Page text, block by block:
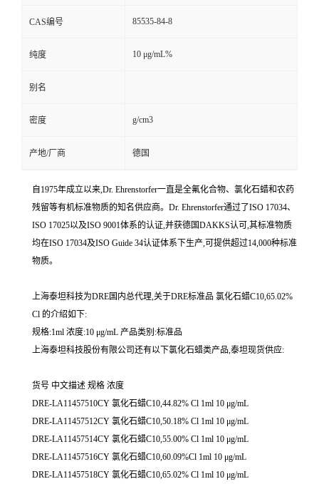
CAS编号 85535-84-8
纯度 10 μg/mL%
别名
密度 g/cm3
产地/厂商 德国
自1975年成立以来,Dr. Ehrenstorfer一直是全氟化合物、氯化石蜡和农药
残留等有机标准物质的知名供应商。Dr. Ehrenstorfer通过了ISO 17034、
ISO 17025以及ISO 9001体系的认证,并获德国DAKKS认可,其标准物质
均在ISO 17034及ISO Guide 34认证体系下生产,可提供超过14,000种标准
物质。
上海泰坦科技为DRE国内总代理,关于DRE标准品 氯化石蜡C10,65.02%
Cl 的介绍如下:
规格:1ml 浓度:10 μg/mL 产品类别:标准品
上海泰坦科技股份有限公司还有以下氯化石蜡类产品,泰坦现货供应:
货号 中文描述 规格 浓度
DRE-LA11457510CY 氯化石蜡C10,44.82% Cl 1ml 10 μg/mL
DRE-LA11457512CY 氯化石蜡C10,50.18% Cl 1ml 10 μg/mL
DRE-LA11457514CY 氯化石蜡C10,55.00% Cl 1ml 10 μg/mL
DRE-LA11457516CY 氯化石蜡C10,60.09%Cl 1ml 10 μg/mL
DRE-LA11457518CY 氯化石蜡C10,65.02% Cl 1ml 10 μg/mL